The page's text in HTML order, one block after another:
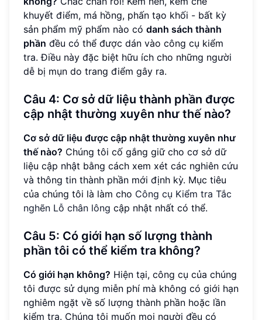
khuyết điểm, má hồng, phấn tạo khối - bất kỳ
sản phẩm mỹ phẩm nào có danh sách thành
phần đều có thể được dán vào công cụ kiểm
tra. Điều này đặc biệt hữu ích cho những người
dễ bị mụn do trang điểm gây ra.
Câu 4: Cơ sở dữ liệu thành phần được
cập nhật thường xuyên như thế nào?
Cơ sở dữ liệu được cập nhật thường xuyên như
thế nào? Chúng tôi cố gắng giữ cho cơ sở dữ
liệu cập nhật bằng cách xem xét các nghiên cứu
và thông tin thành phần mới định kỳ. Mục tiêu
của chúng tôi là làm cho Công cụ Kiểm tra Tắc
nghẽn Lỗ chân lông cập nhật nhất có thể.
Câu 5: Có giới hạn số lượng thành
phần tôi có thể kiểm tra không?
Có giới hạn không? Hiện tại, công cụ của chúng
tôi được sử dụng miễn phí mà không có giới hạn
nghiêm ngặt về số lượng thành phần hoặc lần
kiểm tra. Chúng tôi muốn mọi người đều có